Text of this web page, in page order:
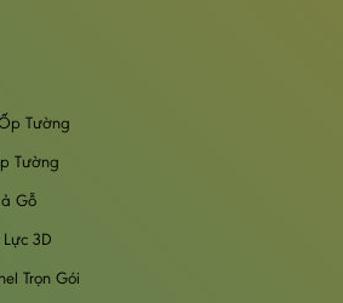
Tường
Tường
Gỗ
3D
Trọn Gói